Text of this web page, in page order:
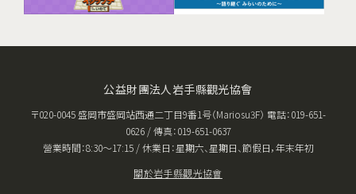
公益財團法人岩手縣觀光協會
〒020-0045 盛岡市盛岡站西通二丁目9番1号（Mariosu3F） 電話：019-651-
0626 / 傳真：019-651-0637
營業時間：8:30〜17:15 / 休業日：星期六、星期日、節假日，年末年初
關於岩手縣觀光協會